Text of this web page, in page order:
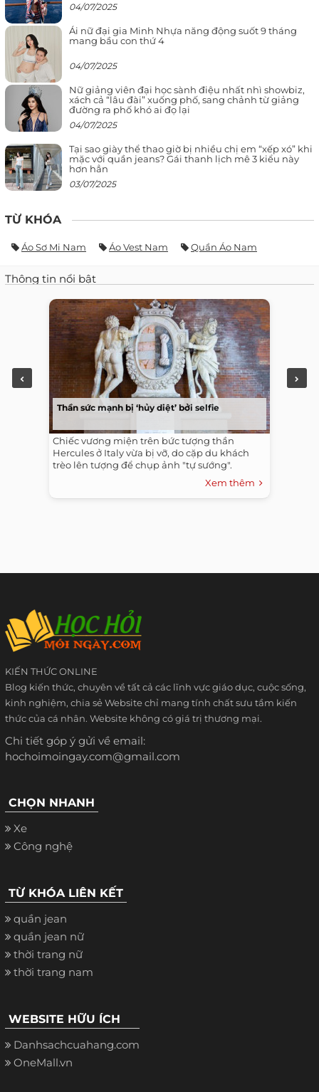
04/07/2025
Ái nữ đại gia Minh Nhựa năng động suốt 9 tháng
mang bầu con thứ 4
04/07/2025
Nữ giảng viên đại học sành điệu nhất nhì showbiz,
xách cả “lâu đài” xuống phố, sang chảnh từ giảng
đường ra phố khó ai đọ lại
04/07/2025
Tại sao giày thể thao giờ bị nhiều chị em “xếp xó” khi
mặc với quần jeans? Gái thanh lịch mê 3 kiểu này
hơn hẳn
03/07/2025
TỪ KHÓA
Áo Sơ Mi Nam Áo Vest Nam Quần Áo Nam
Thông tin nổi bật
Thần sức mạnh bị ‘hủy diệt’ bởi selfie
Chiếc vương miện trên bức tượng thần
Hercules ở Italy vừa bị vỡ, do cặp du khách
trèo lên tượng để chụp ảnh "tự sướng".
Xem thêm
KIẾN THỨC ONLINE
Blog kiến thức, chuyên về tất cả các lĩnh vực giáo dục, cuộc sống,
kinh nghiệm, chia sẻ Website chỉ mang tính chất sưu tầm kiến
thức của cá nhân. Website không có giá trị thương mại.
Chi tiết góp ý gửi về email:
hochoimoingay.com@gmail.com
CHỌN NHANH
Xe
Công nghệ
TỪ KHÓA LIÊN KẾT
quần jean
quần jean nữ
thời trang nữ
thời trang nam
WEBSITE HỮU ÍCH
Danhsachcuahang.com
OneMall.vn